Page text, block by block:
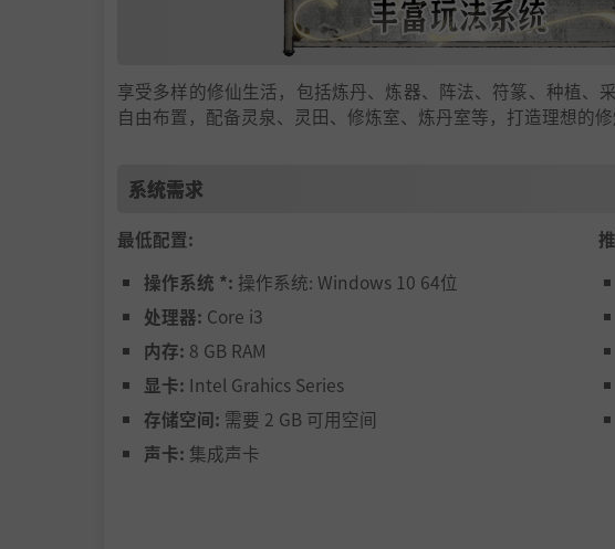
享受多样的修仙生活，包括炼丹、炼器、阵法、符篆、种植
自由布置，配备灵泉、灵田、修炼室、炼丹室等，打造理想的修
系统需求
最低配置:
操作系统 *: 操作系统: Windows 10 64位
处理器: Core i3
内存: 8 GB RAM
显卡: Intel Grahics Series
存储空间: 需要 2 GB 可用空间
声卡: 集成声卡